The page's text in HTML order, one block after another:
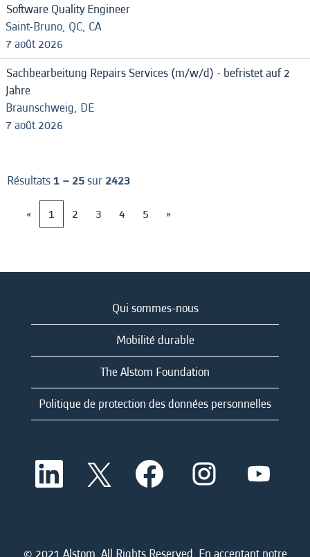
Software Quality Engineer
Saint-Bruno, QC, CA
7 août 2026
Sachbearbeitung Repairs Services (m/w/d) - befristet auf 2
Jahre
Braunschweig, DE
7 août 2026
Résultats1 – 25sur 2423
«
1 2 3 4 5 »
Qui sommes-nous
Mobilité durable
The Alstom Foundation
Politique de protection des données personnelles
S
o
d
S
’
o
S
o
d d d